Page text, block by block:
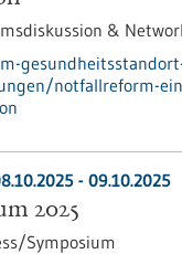
&
notfallreform-
- 09.10.2025
2025
Symposium